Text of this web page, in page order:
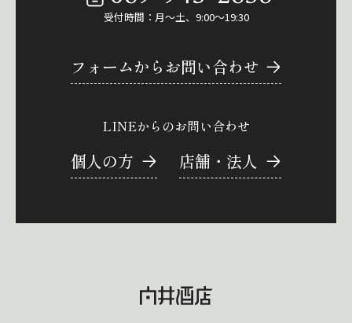
受付時間：月～土、9:00～19:30
フォームからお問い合わせ
LINEからのお問い合わせ
個人の方 店舗・法人